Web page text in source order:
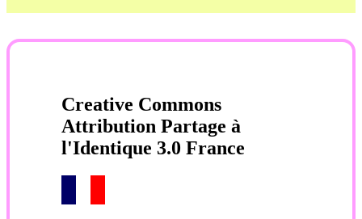
Creative Commons
Attribution Partage à
l'Identique 3.0 France